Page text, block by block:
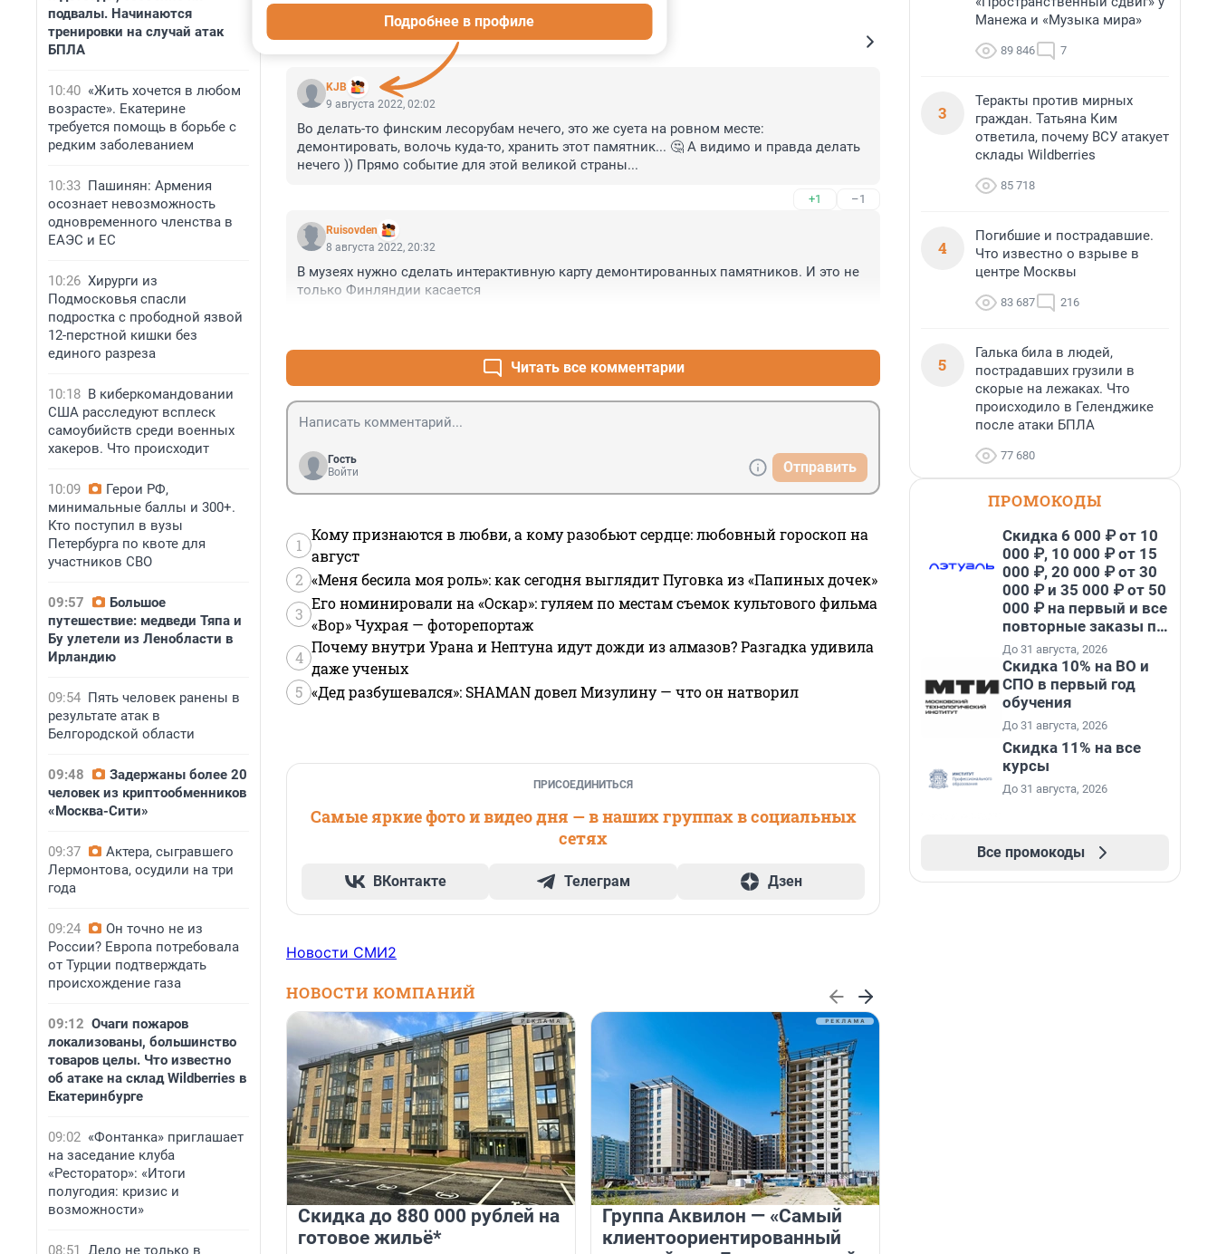
подвалы. Начинаются
тренировки на случай атак
БПЛА
10:40 «Жить хочется в любом
возрасте». Екатерине
требуется помощь в борьбе с
редким заболеванием
10:33 Пашинян: Армения
осознает невозможность
одновременного членства в
ЕАЭС и ЕС
10:26 Хирурги из
Подмосковья спасли
подростка с прободной язвой
12-перстной кишки без
единого разреза
10:18 В киберкомандовании
США расследуют всплеск
самоубийств среди военных
хакеров. Что происходит
10:09
Герои РФ,
минимальные баллы и 300+.
Кто поступил в вузы
Петербурга по квоте для
участников СВО
09:57
Большое
путешествие: медведи Тяпа и
Бу улетели из Ленобласти в
Ирландию
09:54 Пять человек ранены в
результате атак в
Белгородской области
09:48
Задержаны более 20
человек из криптообменников
«Москва-Сити»
09:37
Актера, сыгравшего
Лермонтова, осудили на три
года
09:24
Он точно не из
России? Европа потребовала
от Турции подтверждать
происхождение газа
09:12 Очаги пожаров
локализованы, большинство
товаров целы. Что известно
об атаке на склад Wildberries в
Екатеринбурге
09:02 «Фонтанка» приглашает
на заседание клуба
«Ресторатор»: «Итоги
полугодия: кризис и
возможности»
08:51 Дело не только в
КОММЕНТАРИИ 79
KJB
Подробнее в профиле
9 августа 2022, 02:02
Во делать-то финским лесорубам нечего, это же суета на ровном месте:
демонтировать, волочь куда-то, хранить этот памятник... 🤔 А видимо и правда делать
нечего )) Прямо событие для этой великой страны...
+1 –1
Ruisovden
8 августа 2022, 20:32
В музеях нужно сделать интерактивную карту демонтированных памятников. И это не
только Финляндии касается
Читать все комментарии
Гость
Войти
Отправить
1
Кому признаются в любви, а кому разобьют сердце: любовный гороскоп на
август
2 «Меня бесила моя роль»: как сегодня выглядит Пуговка из «Папиных дочек»
3
Его номинировали на «Оскар»: гуляем по местам съемок культового фильма
«Вор» Чухрая — фоторепортаж
4
Почему внутри Урана и Нептуна идут дожди из алмазов? Разгадка удивила
даже ученых
5 «Дед разбушевался»: SHAMAN довел Мизулину — что он натворил
ПРИСОЕДИНИТЬСЯ
Самые яркие фото и видео дня — в наших группах в социальных
сетях
ВКонтакте Телеграм Дзен
Новости СМИ2
НОВОСТИ КОМПАНИЙ
Скидка до 880 000 рублей на
готовое жильё*
Группа Аквилон — «Самый
клиентоориентированный
Манежа и «Музыка мира»
89 846 7
3
Теракты против мирных
граждан. Татьяна Ким
ответила, почему ВСУ атакует
склады Wildberries
85 718
4
Погибшие и пострадавшие.
Что известно о взрыве в
центре Москвы
83 687 216
5
Галька била в людей,
пострадавших грузили в
скорые на лежаках. Что
происходило в Геленджике
после атаки БПЛА
77 680
ПРОМОКОДЫ
Скидка 6 000 ₽ от 10
000 ₽, 10 000 ₽ от 15
000 ₽, 20 000 ₽ от 30
000 ₽ и 35 000 ₽ от 50
000 ₽ на первый и все
повторные заказы по
промокоду НАБЕРИ
До 31 августа, 2026
Скидка 10% на ВО и
СПО в первый год
обучения
До 31 августа, 2026
Скидка 11% на все
курсы
До 31 августа, 2026
Все промокоды